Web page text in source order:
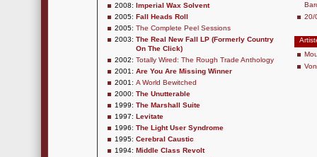
2008: Imperial Wax Solvent
2005: Fall Heads Roll
2005: The Complete Peel Sessions
2003: The Real New Fall LP (Formerly Country
On The Click)
2002: Totally Wired: The Rough Trade Anthology
2001: Are You Are Missing Winner
2001: A World Bewitched
2000: The Unutterable
1999: The Marshall Suite
1997: Levitate
1996: The Light User Syndrome
1995: Cerebral Caustic
1994: Middle Class Revolt
20/